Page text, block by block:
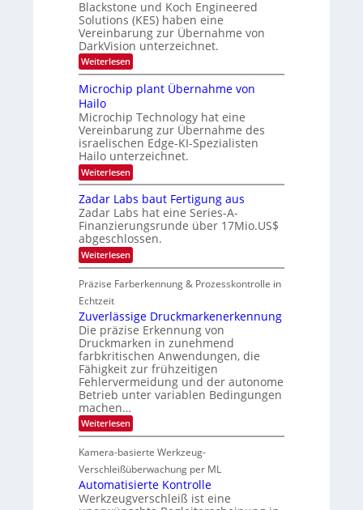
d
e
r
L
o
g
m
a
t
2
0
2
7
a
N
e
w
s
‘
a
l
V
i
s
i
o
N
g
h
t
2
0
2
6
a
n
d
o
b
e
t
e
i
g
t
s
i
c
a
n
S
e
r
e
a
c
S
e
r
i
e
s
-
B
R
u
n
d
e
Blackstone und Koch Engineered
Solutions (KES) haben eine
Vereinbarung zur Übernahme von
DarkVision unterzeichnet.
Weiterlesen:
B
a
k
s
t
o
n
e
ü
b
e
r
n
i
m
m
D
r
k
V
i
s
i
o
n
Microchip plant Übernahme von
Hailo
Microchip Technology hat eine
Vereinbarung zur Übernahme des
israelischen Edge-KI-Spezialisten
Hailo unterzeichnet.
Weiterlesen:
M
c
r
o
c
h
i
p
p
n
t
Ü
b
e
r
n
a
h
m
e
o
n
H
a
i
Zadar Labs baut Fertigung aus
Zadar Labs hat eine Series-A-
Finanzierungsrunde über 17Mio.US$
abgeschlossen.
Weiterlesen:
Z
d
r
L
a
b
s
b
a
u
t
F
e
r
i
g
u
n
g
Präzise Farberkennung & Prozesskontrolle in
Echtzeit
Zuverlässige Druckmarkenerkennung
Die präzise Erkennung von
Druckmarken in zunehmend
farbkritischen Anwendungen, die
Fähigkeit zur frühzeitigen
Fehlervermeidung und der autonome
Betrieb unter variablen Bedingungen
machen…
Weiterlesen:
Z
v
e
l
ä
Kamera-basierte Werkzeug-
Verschleißüberwachung per ML
Automatisierte Kontrolle
Werkzeugverschleiß ist eine